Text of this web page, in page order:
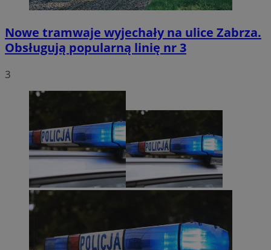
Nowe tramwaje wyjechały na ulice Zabrza.
Obsługują popularną linię nr 3
3